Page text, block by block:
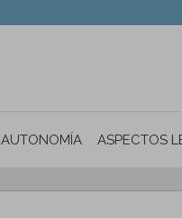
AUTONOMÍA PERSONAL E
ASPECTOS